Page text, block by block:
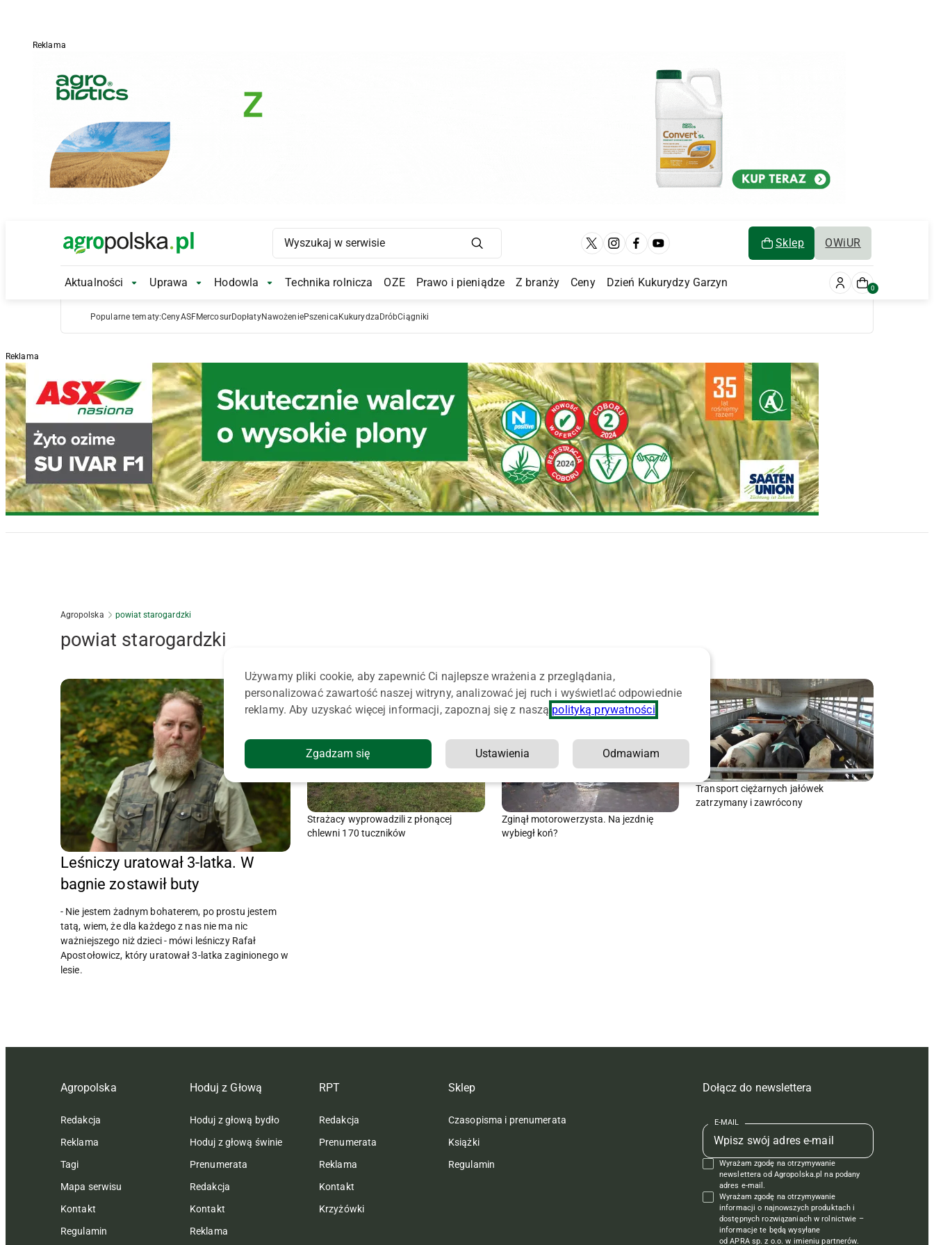
Reklama
Main Logo Sklep OWiUR
Main Navigation
Aktualności Aktualności Submenu
Uprawa Uprawa Submenu
Hodowla Hodowla Submenu
Technika rolnicza OZE Prawo i pieniądze Z branży Ceny Dzień Kukurydzy Garzyn 0
Popularne tematy:CenyASFMercosurDopłatyNawożeniePszenica Kukurydza DróbCiągniki
Reklama
Agropolska powiat starogardzki
powiat starogardzki
Leśniczy uratował 3-latka. W
bagnie zostawił buty
- Nie jestem żadnym bohaterem, po prostu jestem
tatą, wiem, że dla każdego z nas nie ma nic
ważniejszego niż dzieci - mówi leśniczy Rafał
Apostołowicz, który uratował 3-latka zaginionego w
lesie.
Strażacy wyprowadzili z płonącej
chlewni 170 tuczników
Zginął motorowerzysta. Na jezdnię
wybiegł koń?
Transport ciężarnych jałówek
zatrzymany i zawrócony
Agropolska
Redakcja
Reklama
Tagi
Mapa serwisu
Kontakt
Regulamin
Hoduj z Głową
Hoduj z głową bydło
Hoduj z głową świnie
Prenumerata
Redakcja
Kontakt
Reklama
RPT
Redakcja
Prenumerata
Reklama
Kontakt
Krzyżówki
Sklep
Czasopisma i prenumerata
Książki
Regulamin
Dołącz do newslettera
E-MAIL
Wyrażam zgodę na otrzymywanie
newslettera od Agropolska.pl na podany
adres e-mail.
Wyrażam zgodę na otrzymywanie
informacji o najnowszych produktach i
dostępnych rozwiązaniach w rolnictwie –
informacje te będą wysyłane
od APRA sp. z o.o. w imieniu partnerów.
Używamy pliki cookie, aby zapewnić Ci najlepsze wrażenia z przeglądania,
personalizować zawartość naszej witryny, analizować jej ruch i wyświetlać odpowiednie
reklamy. Aby uzyskać więcej informacji, zapoznaj się z naszą polityką prywatności
Zgadzam się Ustawienia Odmawiam